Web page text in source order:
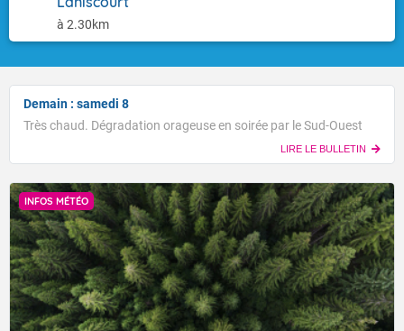
à 2.30km
Demain : samedi 8
Très chaud. Dégradation orageuse en soirée par le Sud-Ouest
LIRE LE BULLETIN
INFOS MÉTÉO